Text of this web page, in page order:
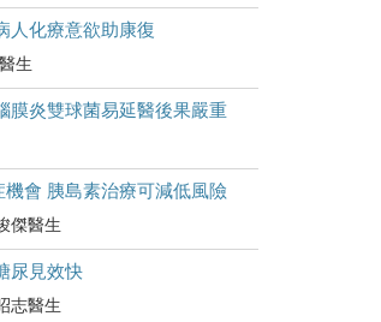
人化療意欲助康復
生
膜炎雙球菌易延醫後果嚴重
機會 胰島素治療可減低風險
傑醫生
尿見效快
志醫生